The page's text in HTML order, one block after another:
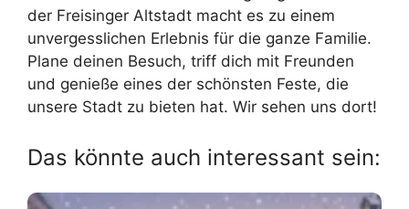
der Freisinger Altstadt macht es zu einem
unvergesslichen Erlebnis für die ganze Familie.
Plane deinen Besuch, triff dich mit Freunden
und genieße eines der schönsten Feste, die
unsere Stadt zu bieten hat. Wir sehen uns dort!
Das könnte auch interessant sein: